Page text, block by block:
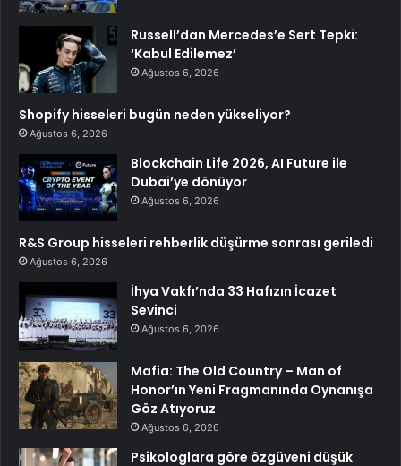
Russell’dan Mercedes’e Sert Tepki:
‘Kabul Edilemez’
Ağustos 6, 2026
Shopify hisseleri bugün neden yükseliyor?
Ağustos 6, 2026
Blockchain Life 2026, AI Future ile
Dubai’ye dönüyor
Ağustos 6, 2026
R&S Group hisseleri rehberlik düşürme sonrası geriledi
Ağustos 6, 2026
İhya Vakfı’nda 33 Hafızın İcazet
Sevinci
Ağustos 6, 2026
Mafia: The Old Country – Man of
Honor’ın Yeni Fragmanında Oynanışa
Göz Atıyoruz
Ağustos 6, 2026
Psikologlara göre özgüveni düşük